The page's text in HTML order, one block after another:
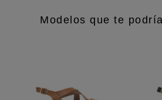
Modelos que te